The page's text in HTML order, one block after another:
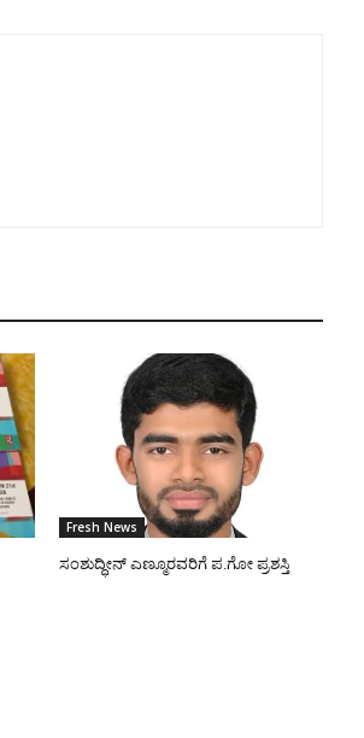
Fresh News
ಸಂಶುದ್ಧೀನ್ ಎಣ್ಮೂರವರಿಗೆ ಪ.ಗೋ ಪ್ರಶಸ್ತಿ